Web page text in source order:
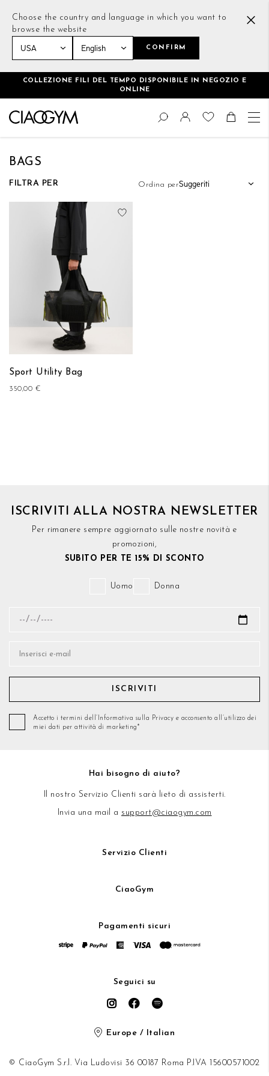
Choose the country and language in which you want to
browse the website
CONFIRM
COLLEZIONE FILI DEL TEMPO DISPONIBILE IN NEGOZIO E
ONLINE
Salta
contenuto
Cambia
Cerca
BAGS
Ordina per
FILTRA PER
Sport Utility Bag
350,00 €
Aggiungi alla lista desideri
ISCRIVITI ALLA NOSTRA NEWSLETTER
Per rimanere sempre aggiornato sulle nostre novità e
promozioni,
SUBITO PER TE 15% DI SCONTO
Uomo Donna
ISCRIVITI
Accetto i termini dell’Informativa sulla Privacy e acconsento all’utilizzo dei
miei dati per attività di marketing*
Hai bisogno di aiuto?
Il nostro Servizio Clienti sarà lieto di assisterti.
Invia una mail a support@ciaogym.com
Servizio Clienti
CiaoGym
Pagamenti sicuri
Seguici su
Europe / Italian
© CiaoGym S.r.l. Via Ludovisi 36 00187 Roma P.IVA 15600571002